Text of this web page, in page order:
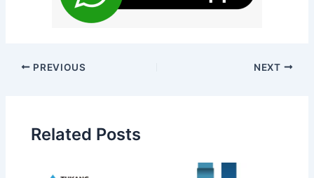
PREVIOUS NEXT
Related Posts